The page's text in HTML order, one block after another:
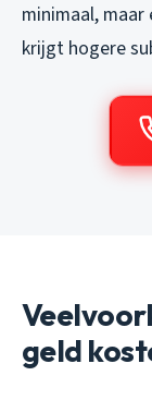
minimaal,
krijgt hogere
geld